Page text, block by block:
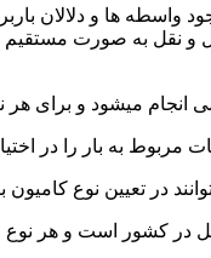
واسطه ها و دلالان
به صورت مستقیم با
میشود و برای هر
به بار را در
در تعیین نوع کامیون
در کشور است و هر